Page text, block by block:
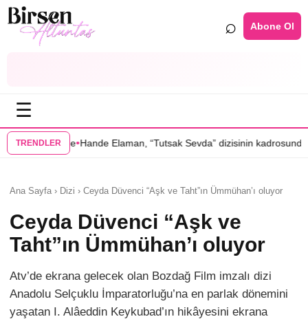
⌕ Abone Ol
☰
TRENDLER
Elaman, “Tutsak Sevda” dizisinin kadrosunda•Serenay Sarıkaya’lı
Ana Sayfa › Dizi › Ceyda Düvenci “Aşk ve Taht”ın Ümmühan’ı oluyor
Ceyda Düvenci “Aşk ve
Taht”ın Ümmühan’ı oluyor
Atv’de ekrana gelecek olan Bozdağ Film imzalı dizi
Anadolu Selçuklu İmparatorluğu’na en parlak dönemini
yaşatan I. Alâeddin Keykubad’ın hikâyesini ekrana